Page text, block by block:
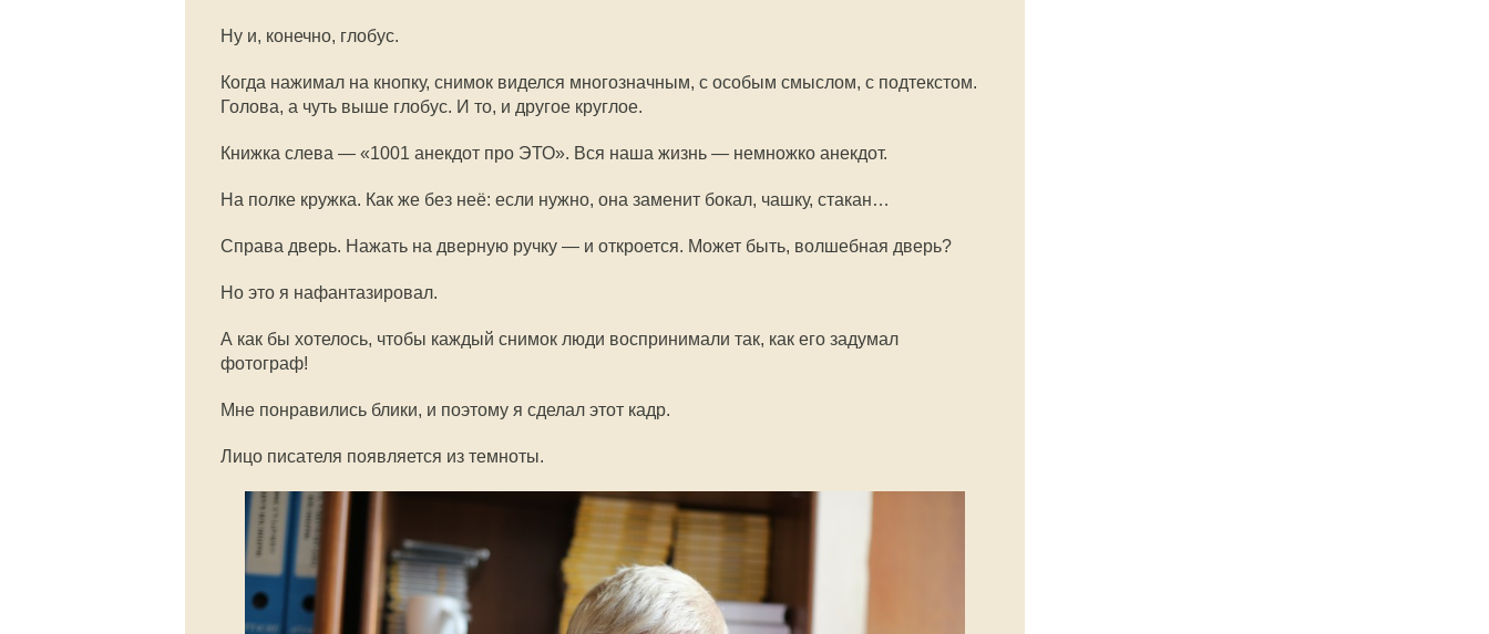
Ну и, конечно, глобус.
Когда нажимал на кнопку, снимок виделся многозначным, с особым смыслом, с подтекстом.
Голова, а чуть выше глобус. И то, и другое круглое.
Книжка слева — «1001 анекдот про ЭТО». Вся наша жизнь — немножко анекдот.
На полке кружка. Как же без неё: если нужно, она заменит бокал, чашку, стакан…
Справа дверь. Нажать на дверную ручку — и откроется. Может быть, волшебная дверь?
Но это я нафантазировал.
А как бы хотелось, чтобы каждый снимок люди воспринимали так, как его задумал
фотограф!
Мне понравились блики, и поэтому я сделал этот кадр.
Лицо писателя появляется из темноты.